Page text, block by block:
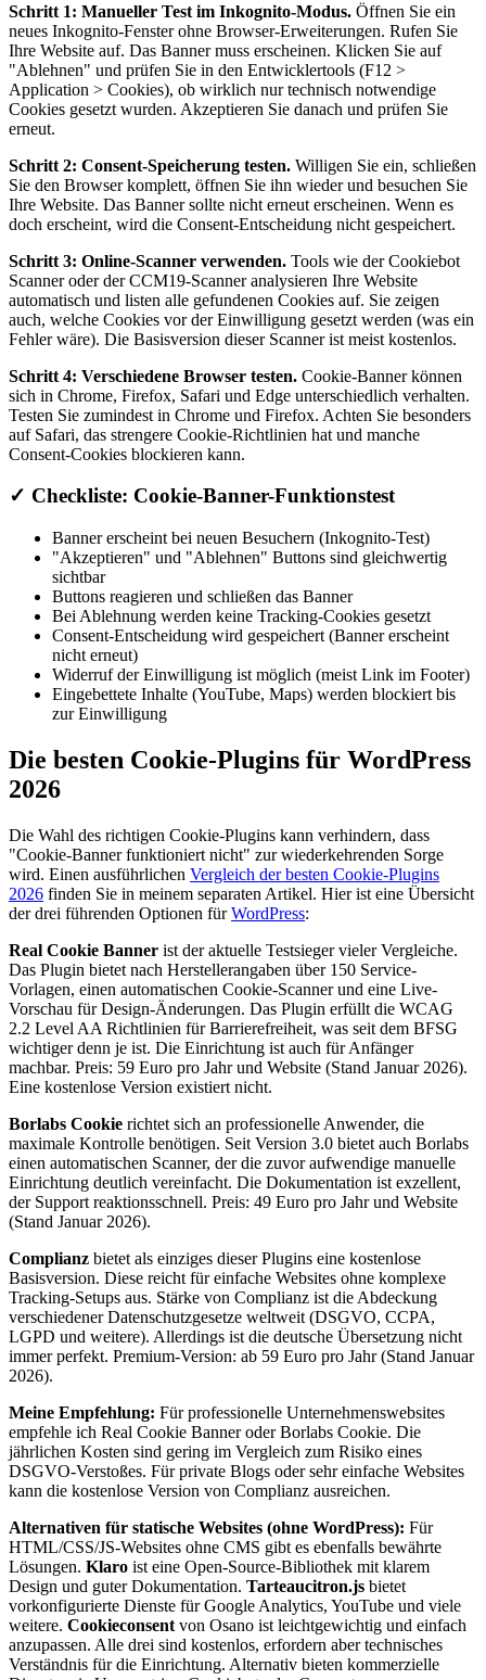
Schritt 1: Manueller Test im Inkognito-Modus. Öffnen Sie ein
neues Inkognito-Fenster ohne Browser-Erweiterungen. Rufen Sie
Ihre Website auf. Das Banner muss erscheinen. Klicken Sie auf
"Ablehnen" und prüfen Sie in den Entwicklertools (F12 >
Application > Cookies), ob wirklich nur technisch notwendige
Cookies gesetzt wurden. Akzeptieren Sie danach und prüfen Sie
erneut.
Schritt 2: Consent-Speicherung testen. Willigen Sie ein, schließen
Sie den Browser komplett, öffnen Sie ihn wieder und besuchen Sie
Ihre Website. Das Banner sollte nicht erneut erscheinen. Wenn es
doch erscheint, wird die Consent-Entscheidung nicht gespeichert.
Schritt 3: Online-Scanner verwenden. Tools wie der Cookiebot
Scanner oder der CCM19-Scanner analysieren Ihre Website
automatisch und listen alle gefundenen Cookies auf. Sie zeigen
auch, welche Cookies vor der Einwilligung gesetzt werden (was ein
Fehler wäre). Die Basisversion dieser Scanner ist meist kostenlos.
Schritt 4: Verschiedene Browser testen. Cookie-Banner können
sich in Chrome, Firefox, Safari und Edge unterschiedlich verhalten.
Testen Sie zumindest in Chrome und Firefox. Achten Sie besonders
auf Safari, das strengere Cookie-Richtlinien hat und manche
Consent-Cookies blockieren kann.
✓ Checkliste: Cookie-Banner-Funktionstest
Banner erscheint bei neuen Besuchern (Inkognito-Test)
"Akzeptieren" und "Ablehnen" Buttons sind gleichwertig
sichtbar
Buttons reagieren und schließen das Banner
Bei Ablehnung werden keine Tracking-Cookies gesetzt
Consent-Entscheidung wird gespeichert (Banner erscheint
nicht erneut)
Widerruf der Einwilligung ist möglich (meist Link im Footer)
Eingebettete Inhalte (YouTube, Maps) werden blockiert bis
zur Einwilligung
Die besten Cookie-Plugins für WordPress
2026
Die Wahl des richtigen Cookie-Plugins kann verhindern, dass
"Cookie-Banner funktioniert nicht" zur wiederkehrenden Sorge
wird. Einen ausführlichen Vergleich der besten Cookie-Plugins
2026 finden Sie in meinem separaten Artikel. Hier ist eine Übersicht
der drei führenden Optionen fürWordPress:
Real Cookie Banner ist der aktuelle Testsieger vieler Vergleiche.
Das Plugin bietet nach Herstellerangaben über 150 Service-
Vorlagen, einen automatischen Cookie-Scanner und eine Live-
Vorschau für Design-Änderungen. Das Plugin erfüllt die WCAG
2.2 Level AA Richtlinien für Barrierefreiheit, was seit dem BFSG
wichtiger denn je ist. Die Einrichtung ist auch für Anfänger
machbar. Preis: 59 Euro pro Jahr und Website (Stand Januar 2026).
Eine kostenlose Version existiert nicht.
Borlabs Cookie richtet sich an professionelle Anwender, die
maximale Kontrolle benötigen. Seit Version 3.0 bietet auch Borlabs
einen automatischen Scanner, der die zuvor aufwendige manuelle
Einrichtung deutlich vereinfacht. Die Dokumentation ist exzellent,
der Support reaktionsschnell. Preis: 49 Euro pro Jahr und Website
(Stand Januar 2026).
Complianz bietet als einziges dieser Plugins eine kostenlose
Basisversion. Diese reicht für einfache Websites ohne komplexe
Tracking-Setups aus. Stärke von Complianz ist die Abdeckung
verschiedener Datenschutzgesetze weltweit (DSGVO, CCPA,
LGPD und weitere). Allerdings ist die deutsche Übersetzung nicht
immer perfekt. Premium-Version: ab 59 Euro pro Jahr (Stand Januar
2026).
Meine Empfehlung: Für professionelle Unternehmenswebsites
empfehle ich Real Cookie Banner oder Borlabs Cookie. Die
jährlichen Kosten sind gering im Vergleich zum Risiko eines
DSGVO-Verstoßes. Für private Blogs oder sehr einfache Websites
kann die kostenlose Version von Complianz ausreichen.
Alternativen für statische Websites (ohne WordPress): Für
HTML/CSS/JS-Websites ohne CMS gibt es ebenfalls bewährte
Lösungen. Klaro ist eine Open-Source-Bibliothek mit klarem
Design und guter Dokumentation. Tarteaucitron.js bietet
vorkonfigurierte Dienste für Google Analytics, YouTube und viele
weitere. Cookieconsent von Osano ist leichtgewichtig und einfach
anzupassen. Alle drei sind kostenlos, erfordern aber technisches
Verständnis für die Einrichtung. Alternativ bieten kommerzielle